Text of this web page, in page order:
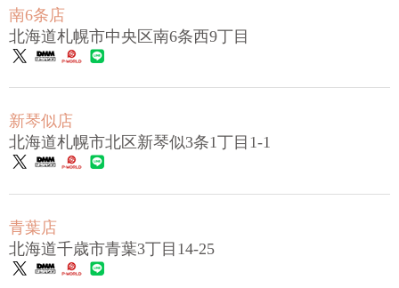
南6条店
北海道札幌市中央区南6条西9丁目
新琴似店
北海道札幌市北区新琴似3条1丁目1-1
青葉店
北海道千歳市青葉3丁目14-25